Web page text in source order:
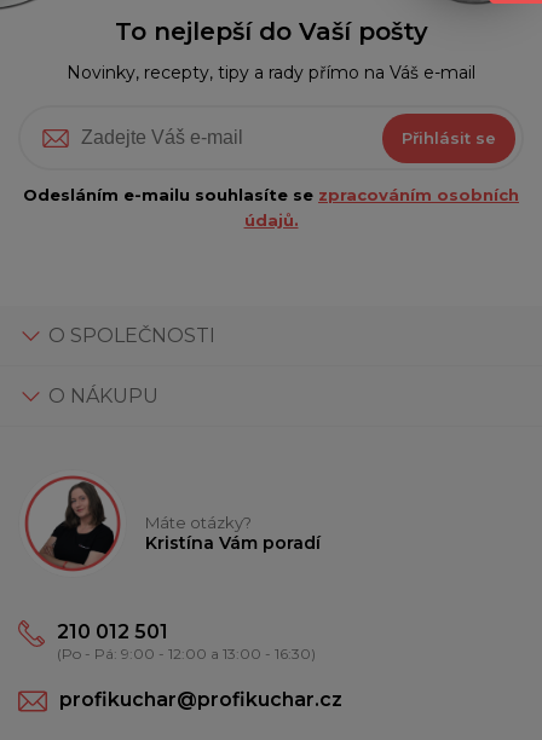
To nejlepší do Vaší pošty
Novinky, recepty, tipy a rady přímo na Váš e-mail
Přihlásit se
Odesláním e-mailu souhlasíte se zpracováním osobních
údajů.
O SPOLEČNOSTI
O NÁKUPU
Máte otázky?
Kristína Vám poradí
210 012 501
(Po - Pá: 9:00 - 12:00 a 13:00 - 16:30)
profikuchar@profikuchar.cz